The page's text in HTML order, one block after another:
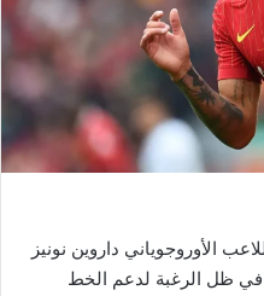
الأوروجوياني داروين نونيز
في ظل الرغبة لدعم الخط